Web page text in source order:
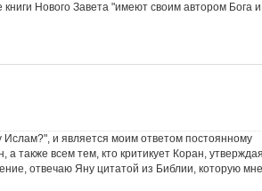
Нового Завета "имеют своим автором Бога и
и является моим ответом постоянному
также всем тем, кто критикует Коран,
отвечаю Яну цитатой из Библии, которую мне